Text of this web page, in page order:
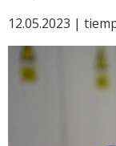
12.05.2023 |